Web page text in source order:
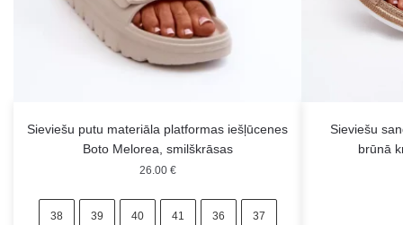
Sieviešu putu materiāla platformas iešļūcenes
Boto Melorea, smilškrāsas
26.00 €
38 39 40 41 36 37
Sieviešu
brūnā